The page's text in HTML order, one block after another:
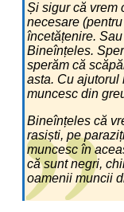
Și sigur că vrem
necesare
încetățenire.
Bineînțeles.
sperăm că
asta. Cu ajutorul
muncesc din
Bineînțeles că
rasiști, pe
muncesc în
că sunt negri,
oamenii muncii